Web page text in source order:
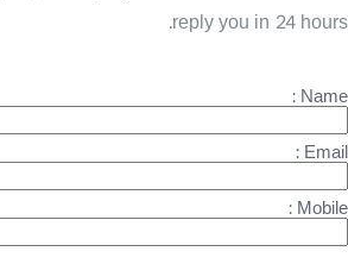
reply you in 24 hours.
Name :
Email :
Mobile :